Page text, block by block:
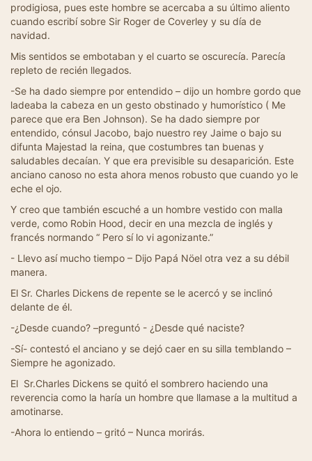
prodigiosa, pues este hombre se acercaba a su último aliento
cuando escribí sobre Sir Roger de Coverley y su día de
navidad.
Mis sentidos se embotaban y el cuarto se oscurecía. Parecía
repleto de recién llegados.
-Se ha dado siempre por entendido – dijo un hombre gordo que
ladeaba la cabeza en un gesto obstinado y humorístico ( Me
parece que era Ben Johnson). Se ha dado siempre por
entendido, cónsul Jacobo, bajo nuestro rey Jaime o bajo su
difunta Majestad la reina, que costumbres tan buenas y
saludables decaían. Y que era previsible su desaparición. Este
anciano canoso no esta ahora menos robusto que cuando yo le
eche el ojo.
Y creo que también escuché a un hombre vestido con malla
verde, como Robin Hood, decir en una mezcla de inglés y
francés normando “ Pero sí lo vi agonizante.”
- Llevo así mucho tiempo – Dijo Papá Nöel otra vez a su débil
manera.
El Sr. Charles Dickens de repente se le acercó y se inclinó
delante de él.
-¿Desde cuando? –preguntó - ¿Desde qué naciste?
-Sí- contestó el anciano y se dejó caer en su silla temblando –
Siempre he agonizado.
El Sr.Charles Dickens se quitó el sombrero haciendo una
reverencia como la haría un hombre que llamase a la multitud a
amotinarse.
-Ahora lo entiendo – gritó – Nunca morirás.